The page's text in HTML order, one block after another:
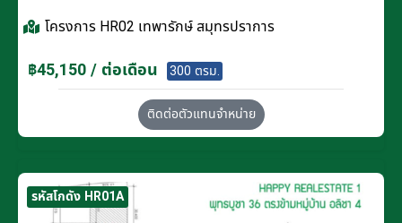
โครงการ HR02 เทพารักษ์ สมุทรปราการ
฿45,150 / ต่อเดือน 300 ตรม.
ติดต่อตัวแทนจำหน่าย
รหัสโกดัง HR01A